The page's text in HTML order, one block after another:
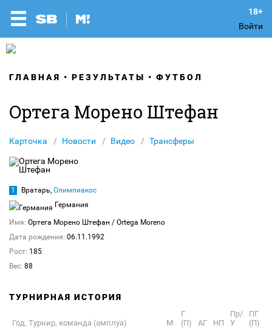
Войти
ГЛАВНАЯ РЕЗУЛЬТАТЫ ФУТБОЛ
Ортега Морено Штефан
Карточка Новости Видео Трансферы
1 Вратарь, Олимпиакос
Германия
Имя: Ортега Морено Штефан / Ortega Moreno
Дата рождения: 06.11.1992
Рост: 185
Вес: 88
ТУРНИРНАЯ ИСТОРИЯ
Год. Турнир, команда (амплуа) М
Г
(П)
АГ НП
Пр/
У
ПГ
(П)